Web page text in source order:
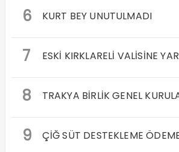
6 KURT BEY UNUTULMADI
7 ESKİ KIRKLARELİ VALİSİNE
8 TRAKYA BİRLİK GENEL
9 ÇİĞ SÜT DESTEKLEME